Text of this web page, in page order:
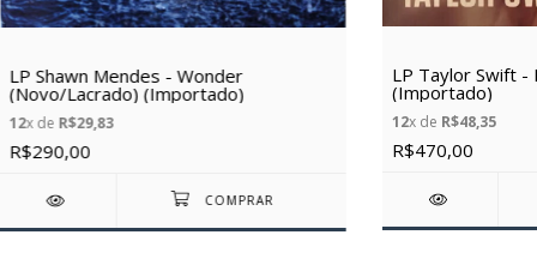
LP Shawn Mendes - Wonder
(Novo/Lacrado) (Importado)
12x de R$29,83
R$290,00
LP Taylor Swift -
(Importado)
12x de R$48,35
R$470,00